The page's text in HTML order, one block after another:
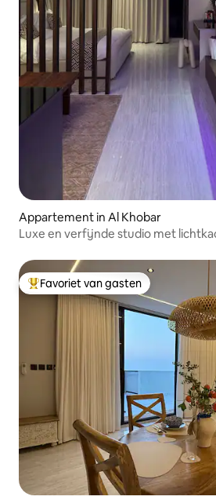
Appartement in Al Khobar
Luxe en verfijnde studio met
Topfavoriet van gasten
Favoriet van gasten